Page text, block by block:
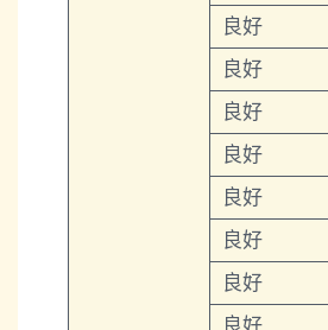
良好
良好
良好
良好
良好
良好
良好